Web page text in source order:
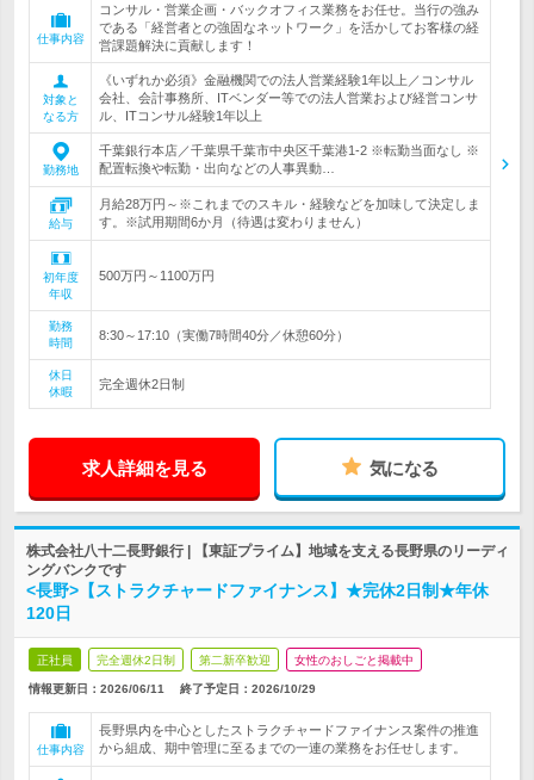
仕事内容
コンサル・営業企画・バックオフィス業務をお任せ。当行の強み
である「経営者との強固なネットワーク」を活かしてお客様の経
営課題解決に貢献します！
対象と
なる方
《いずれか必須》金融機関での法人営業経験1年以上／コンサル
会社、会計事務所、ITベンダー等での法人営業および経営コンサ
ル、ITコンサル経験1年以上
勤務地
千葉銀行本店／千葉県千葉市中央区千葉港1-2 ※転勤当面なし ※
配置転換や転勤・出向などの人事異動…
給与
月給28万円～※これまでのスキル・経験などを加味して決定しま
す。※試用期間6か月（待遇は変わりません）
初年度
年収
500万円～1100万円
勤務
時間
8:30～17:10（実働7時間40分／休憩60分）
休日
休暇
完全週休2日制
求人詳細を見る 気になる
株式会社八十二長野銀行 | 【東証プライム】地域を支える長野県のリーディ
ングバンクです
<長野>【ストラクチャードファイナンス】★完休2日制★年休
120日
正社員 完全週休2日制 第二新卒歓迎 女性のおしごと掲載中
情報更新日：2026/06/11 終了予定日： 2026/10/29
仕事内容
長野県内を中心としたストラクチャードファイナンス案件の推進
から組成、期中管理に至るまでの一連の業務をお任せします。